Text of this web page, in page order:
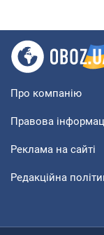
Про компанію
Правова
Реклама на сайті
Редакційна